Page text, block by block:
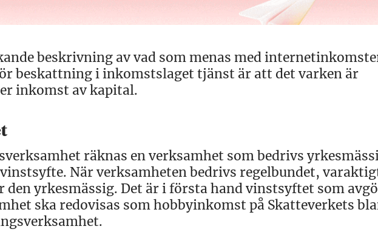
beskrivning av vad som menas med
beskattning i inkomstslaget tjänst är att det varken är
inkomst av kapital.
räknas en verksamhet som bedrivs
När verksamheten bedrivs regelbundet,
yrkesmässig. Det är i första hand vinstsyftet som
ska redovisas som hobbyinkomst på Skatteverkets